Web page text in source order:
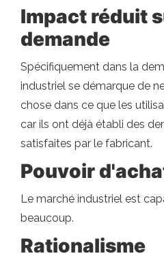
Impact réduit
demande
Spécifiquement dans la
industriel se démarque de
chose dans ce que les
car ils ont déjà établi des
satisfaites par le fabricant.
Pouvoir
Le marché industriel est
beaucoup.
Rationalisme